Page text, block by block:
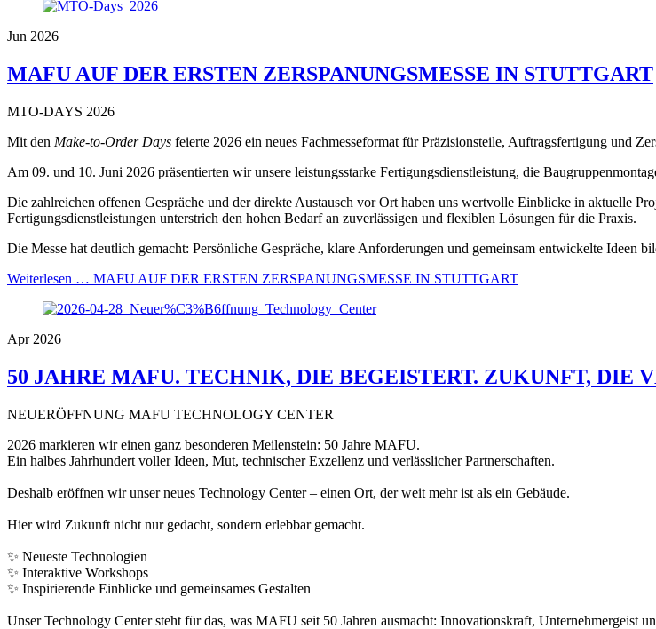
Jun 2026
MAFU AUF DER ERSTEN ZERSPANUNGSMESSE IN STUTTGART
MTO-DAYS 2026
Mit den Make-to-Order Days feierte 2026 ein neues Fachmesseformat für Präzisionsteile, Auftragsfertigung und
Am 09. und 10. Juni 2026 präsentierten wir unsere leistungsstarke Fertigungsdienstleistung, die
Die zahlreichen offenen Gespräche und der direkte Austausch vor Ort haben uns wertvolle Einblicke in aktuelle
Fertigungsdienstleistungen unterstrich den hohen Bedarf an zuverlässigen und flexiblen Lösungen für die Praxis.
Die Messe hat deutlich gemacht: Persönliche Gespräche, klare Anforderungen und gemeinsam entwickelte Ideen
Weiterlesen … MAFU AUF DER ERSTEN ZERSPANUNGSMESSE IN STUTTGART
Apr 2026
50 JAHRE MAFU. TECHNIK, DIE BEGEISTERT. ZUKUNFT, DIE
NEUERÖFFNUNG MAFU TECHNOLOGY CENTER
2026 markieren wir einen ganz besonderen Meilenstein: 50 Jahre MAFU.
Ein halbes Jahrhundert voller Ideen, Mut, technischer Exzellenz und verlässlicher Partnerschaften.
Deshalb eröffnen wir unser neues Technology Center – einen Ort, der weit mehr ist als ein Gebäude.
Hier wird Zukunft nicht nur gedacht, sondern erlebbar gemacht.
✨ Neueste Technologien
✨ Interaktive Workshops
✨ Inspirierende Einblicke und gemeinsames Gestalten
Unser Technology Center steht für das, was MAFU seit 50 Jahren ausmacht: Innovationskraft, Unternehmergeist